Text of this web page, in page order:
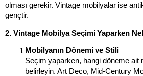
olması gerekir. Vintage mobilyalar ise
gençtir.
2. Vintage Mobilya Seçimi Yaparken
Mobilyanın Dönemi ve Stili
Seçim yaparken, hangi döneme ait
belirleyin. Art Deco, Mid-Century